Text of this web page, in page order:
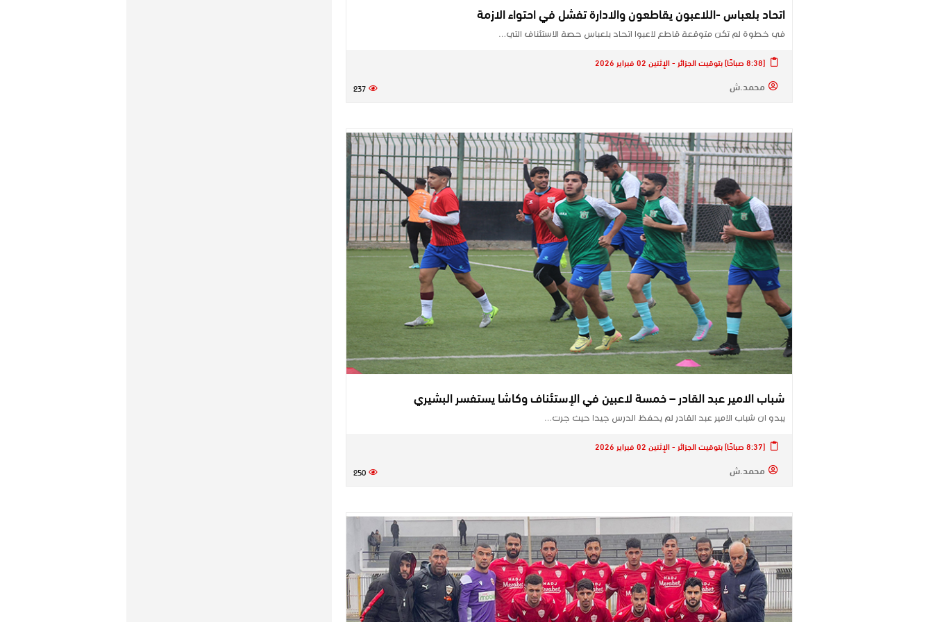
اتحاد بلعباس -اللاعبون يقاطعون والادارة تفشل في احتواء الازمة
في خطوة لم تكن متوقعة قاطع لاعبوا اتحاد بلعباس حصة الاستئناف التي…
[8:38 صباحًا] بتوقيت الجزائر - الإثنين 02 فبراير 2026
محمد.ش 237
شباب الامير عبد القادر – خمسة لاعبين في الإستئناف وكاشا يستفسر البشيري
يبدو ان شباب الامير عبد القادر لم يحفظ الدرس جيدا حيث جرت…
[8:37 صباحًا] بتوقيت الجزائر - الإثنين 02 فبراير 2026
محمد.ش 250